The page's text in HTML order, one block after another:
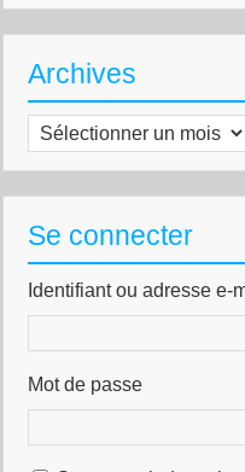
Archives
Archives
Se connecter
Identifiant ou adresse e-
Mot de passe